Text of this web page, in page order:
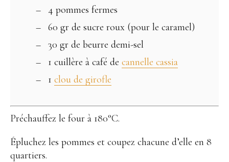
4 pommes fermes
60 gr de sucre roux (pour le caramel)
30 gr de beurre demi-sel
1 cuillère à café de cannelle cassia
1 clou de girofle
Préchauffez le four à 180°C.
Épluchez les pommes et coupez chacune d’elle en 8
quartiers.